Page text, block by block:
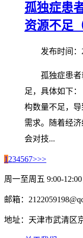
孤独症患
资源不足
发布时间：
孤独症患
足，具体如下
构数量不足，
需求。随着经
会对技...
1 234567>>>
周一至周五 9:00-
邮箱：
地址：天津市武清区